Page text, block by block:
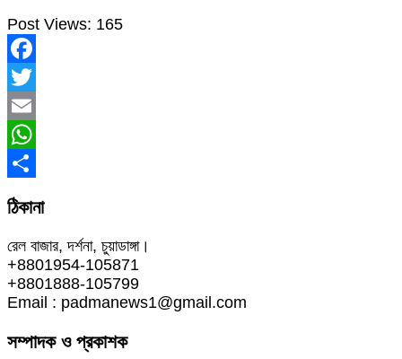
Post Views: 165
Facebook
Twitter
Email
WhatsApp
Share
ঠিকানা
রেল বাজার, দর্শনা, চুয়াডাঙ্গা।
+8801954-105871
+8801888-105799
Email : padmanews1@gmail.com
সম্পাদক ও প্রকাশক